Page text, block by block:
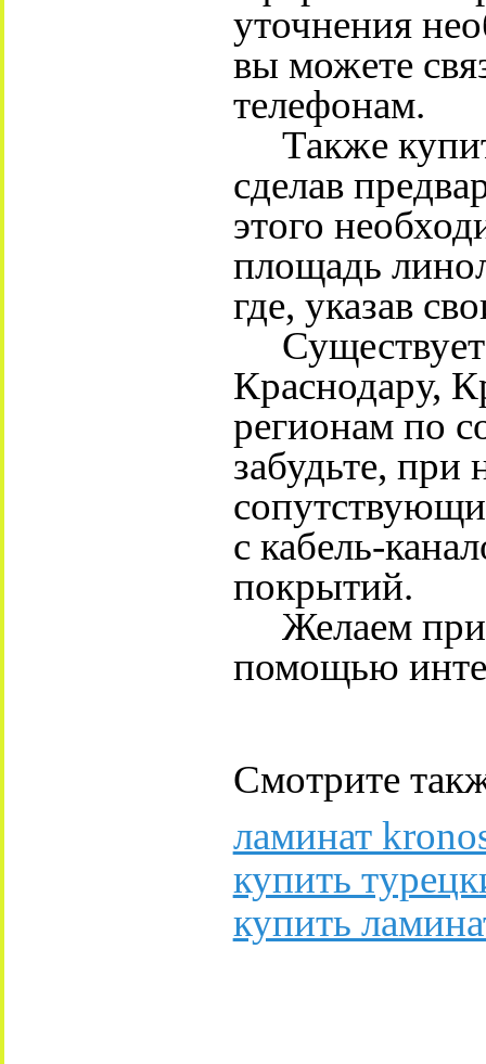
уточнения
вы можете
телефонам.
Также
сделав
этого
площадь
где, указав
Существует
Краснодару,
регионам по
забудьте, при
с кабель-
покрытий.
Желаем
помощью
Смотрите
ламинат
купить
купить